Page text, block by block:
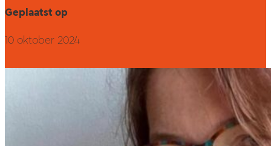
Geplaatst op
10 oktober 2024